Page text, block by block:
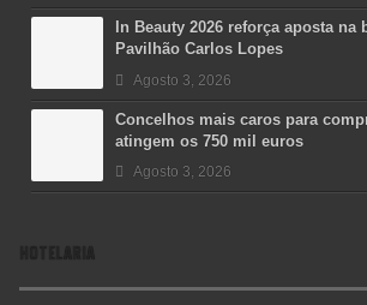
In Beauty 2026 reforça aposta na
Pavilhão Carlos Lopes
Agosto 3, 2026
Concelhos mais caros para
atingem os 750 mil euros
Agosto 3, 2026
HOTELARIA